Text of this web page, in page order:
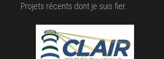
Projets récents dont je suis fier…